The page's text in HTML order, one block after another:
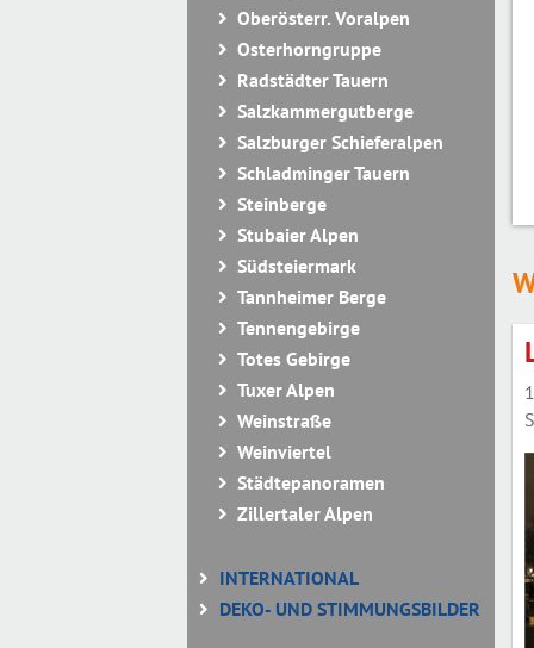
Oberösterr. Voralpen
Osterhorngruppe
Radstädter Tauern
Salzkammergutberge
Salzburger Schieferalpen
Schladminger Tauern
Steinberge
Stubaier Alpen
Südsteiermark
Tannheimer Berge
Tennengebirge
Totes Gebirge
Tuxer Alpen
Weinstraße
Weinviertel
Städtepanoramen
Zillertaler Alpen
INTERNATIONAL
DEKO- UND STIMMUNGSBILDER